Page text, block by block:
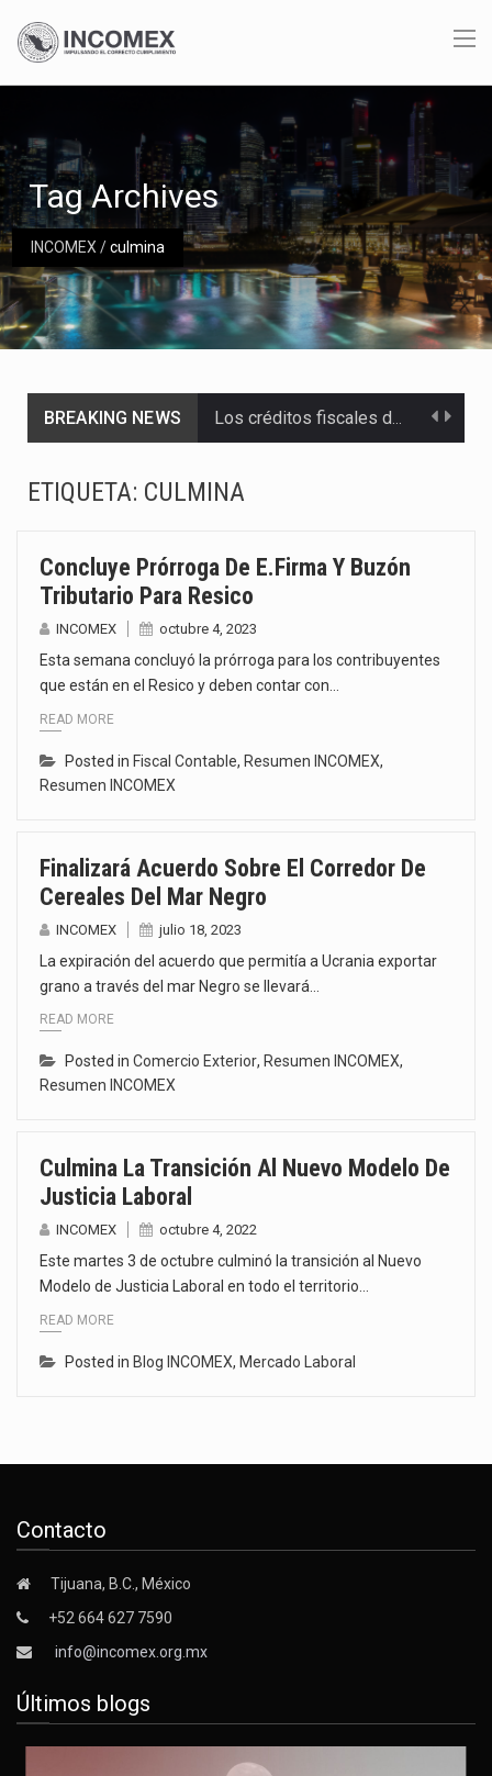
INCOMEX/culmina
Tag Archives
BREAKING NEWS
El gobierno de Estados Unidos anunciará un arancel del 15 % sobre los productos fabricados…
El derecho a la previsibilidad de los horarios de trabajo en turnos rotativos podría ser…
El Tribunal Federal de Justicia Administrativa (TFJA), a través de su Segunda Sala Regional en…
ETIQUETA: CULMINA
Concluye Prórroga De E.firma Y Buzón
Tributario Para Resico
INCOMEX octubre 4, 2023
Esta semana concluyó la prórroga para los contribuyentes
que están en el Resico y deben contar con…
READ MORE
Posted in Fiscal Contable, Resumen INCOMEX,
Resumen INCOMEX
Finalizará Acuerdo Sobre El Corredor De
Cereales Del Mar Negro
INCOMEX julio 18, 2023
La expiración del acuerdo que permitía a Ucrania exportar
grano a través del mar Negro se llevará…
READ MORE
Posted in Comercio Exterior, Resumen INCOMEX,
Resumen INCOMEX
Culmina La Transición Al Nuevo Modelo De
Justicia Laboral
INCOMEX octubre 4, 2022
Este martes 3 de octubre culminó la transición al Nuevo
Modelo de Justicia Laboral en todo el territorio…
READ MORE
Posted in Blog INCOMEX, Mercado Laboral
Contacto
Tijuana, B.C., México
+52 664 627 7590
info@incomex.org.mx
Últimos blogs